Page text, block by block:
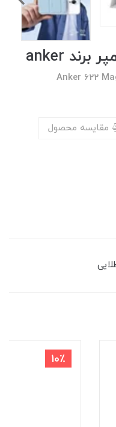
Anker 622
مقایسه محصول
10٪